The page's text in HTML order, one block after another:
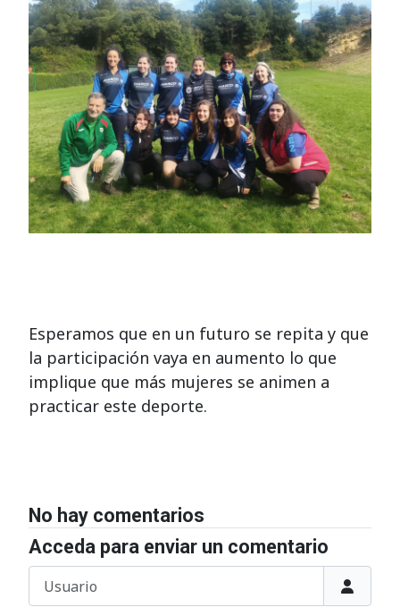
Esperamos que en un futuro se repita y que
la participación vaya en aumento lo que
implique que más mujeres se animen a
practicar este deporte.
No hay comentarios
Acceda para enviar un comentario